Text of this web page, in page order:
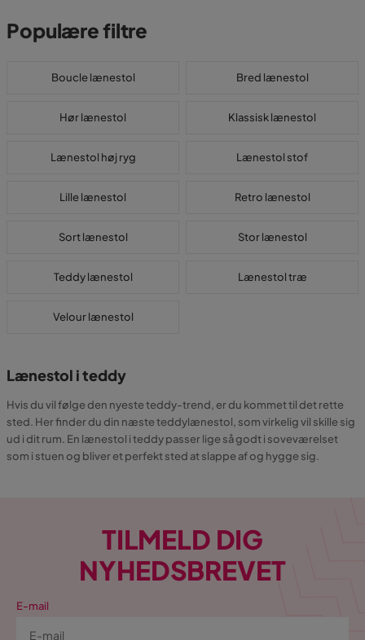
Populære filtre
Boucle lænestol Bred lænestol
Hør lænestol Klassisk lænestol
Lænestol høj ryg Lænestol stof
Lille lænestol Retro lænestol
Sort lænestol Stor lænestol
Teddy lænestol Lænestol træ
Velour lænestol
Lænestol i teddy
Hvis du vil følge den nyeste teddy-trend, er du kommet til det rette
sted. Her finder du din næste teddylænestol, som virkelig vil skille sig
ud i dit rum. En lænestol i teddy passer lige så godt i soveværelset
som i stuen og bliver et perfekt sted at slappe af og hygge sig.
TILMELD DIG
NYHEDSBREVET
E-mail